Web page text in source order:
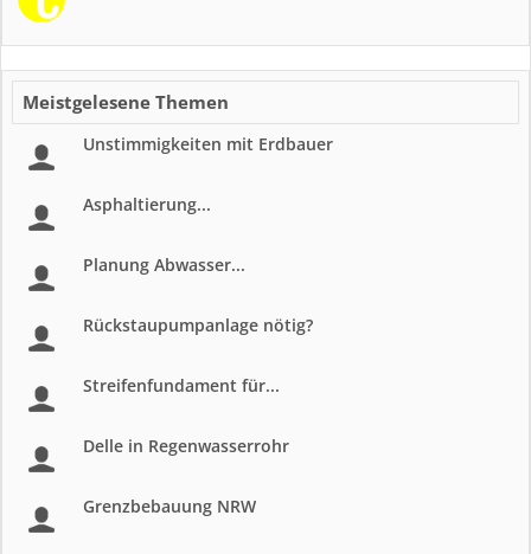
Meistgelesene Themen
Unstimmigkeiten mit Erdbauer
Asphaltierung...
Planung Abwasser...
Rückstaupumpanlage nötig?
Streifenfundament für...
Delle in Regenwasserrohr
Grenzbebauung NRW